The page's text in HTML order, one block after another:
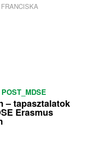
POST_MDSE
– tapasztalatok
Erasmus